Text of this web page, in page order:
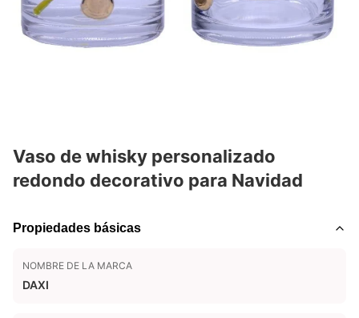
Vaso de whisky personalizado
redondo decorativo para Navidad
Propiedades básicas
NOMBRE DE LA MARCA
DAXI